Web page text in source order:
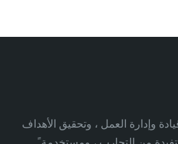
وإدارة العمل ، وتحقيق الأهداف